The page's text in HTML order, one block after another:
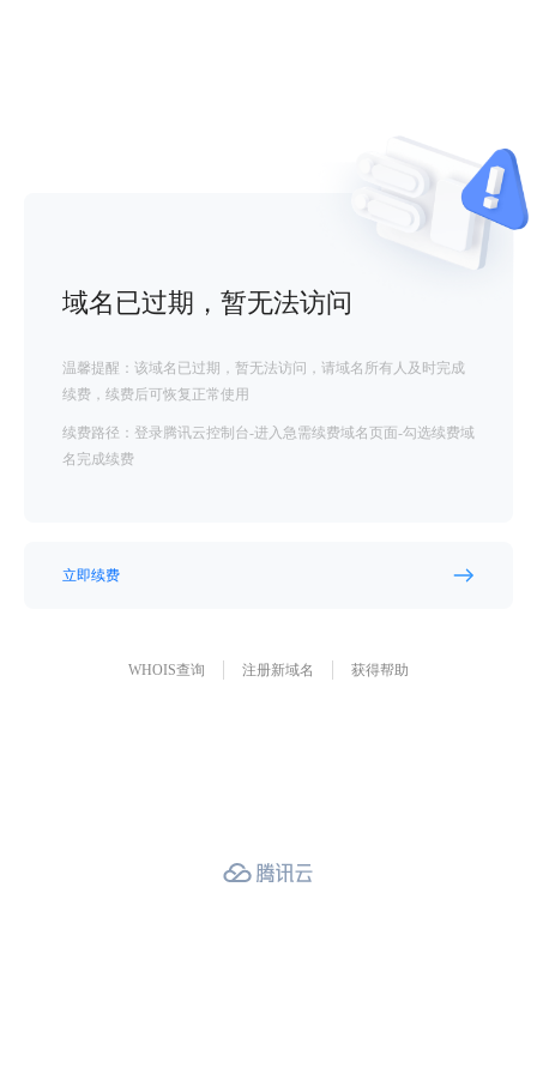
域名已过期，暂无法访问
温馨提醒：该域名已过期，暂无法访问，请域名所有人及时完成
续费，续费后可恢复正常使用
续费路径：登录腾讯云控制台-进入急需续费域名页面-勾选续费域
名完成续费
立即续费
WHOIS查询 注册新域名 获得帮助